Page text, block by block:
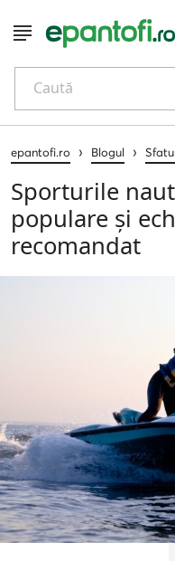
Caută
epantofi.ro › Blogul ›
Sporturile
populare și
recomandat